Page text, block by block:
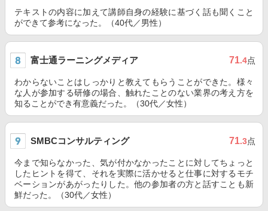
テキストの内容に加えて講師自身の経験に基づく話も聞くこと
ができて参考になった。（40代／男性）
富士通ラーニングメディア 71.4点
わからないことはしっかりと教えてもらうことができた。様々
な人が参加する研修の場合、触れたことのない業界の考え方を
知ることができ有意義だった。（30代／女性）
SMBCコンサルティング 71.3点
今まで知らなかった、気が付かなかったことに対してちょっと
したヒントを得て、それを実際に活かせると仕事に対するモチ
ベーションがあがったりした。他の参加者の方と話すことも新
鮮だった。（30代／女性）